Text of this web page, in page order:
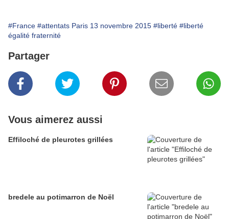
#France #attentats Paris 13 novembre 2015 #liberté #liberté
égalité fraternité
Partager
Vous aimerez aussi
Effiloché de pleurotes grillées
bredele au potimarron de Noël